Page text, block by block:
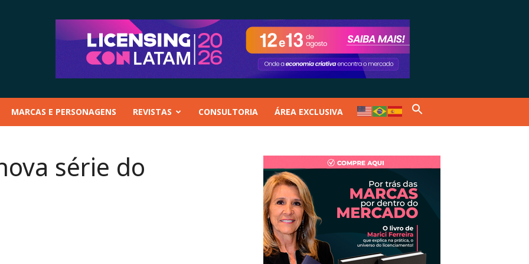
MARCAS E PERSONAGENS REVISTAS CONSULTORIA ÁREA EXCLUSIVA
série do